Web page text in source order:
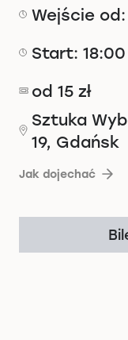
Wejście od:
Start: 18:00
od 15 zł
Sztuka
19, Gdańsk
Jak dojechać